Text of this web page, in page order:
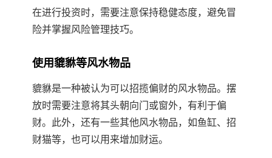
在进行投资时，需要注意保持稳健态度，避免冒
险并掌握风险管理技巧。
使用貔貅等风水物品
貔貅是一种被认为可以招揽偏财的风水物品。摆
放时需要注意将其头朝向门或窗外，有利于偏
财。此外，还有一些其他风水物品，如鱼缸、招
财猫等，也可以用来增加财运。